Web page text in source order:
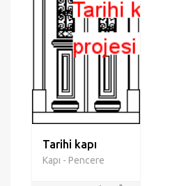
Tarihi kapı
Kapı - Pencere